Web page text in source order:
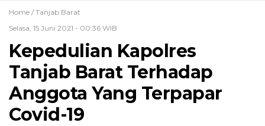
Home / Tanjab Barat
Selasa, 15 Juni 2021 - 00:36 WIB
Kepedulian Kapolres
Tanjab Barat Terhadap
Anggota Yang Terpapar
Covid-19